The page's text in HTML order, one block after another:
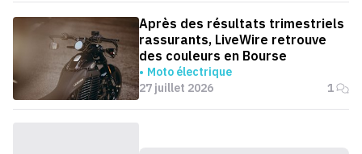
Après des résultats trimestriels
rassurants, LiveWire retrouve
des couleurs en Bourse
Moto électrique
27 juillet 2026
1